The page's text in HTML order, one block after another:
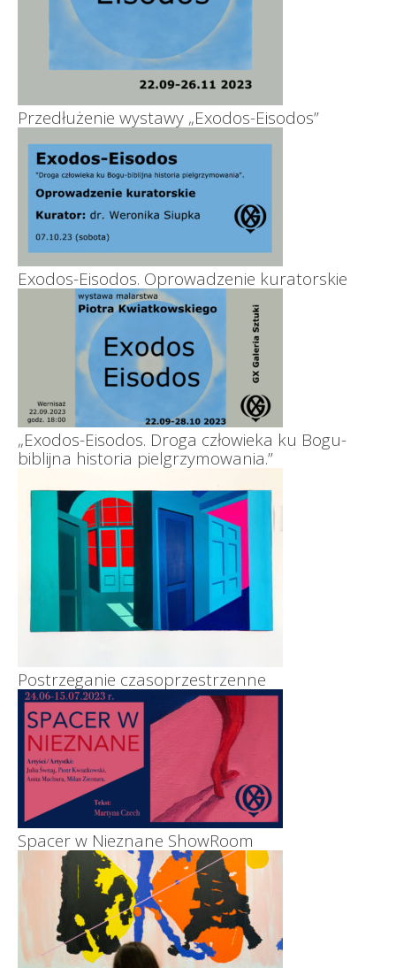
Przedłużenie wystawy „Exodos-Eisodos”
Exodos-Eisodos. Oprowadzenie kuratorskie
„Exodos-Eisodos. Droga człowieka ku Bogu-
biblijna historia pielgrzymowania.”
Postrzeganie czasoprzestrzenne
Spacer w Nieznane ShowRoom